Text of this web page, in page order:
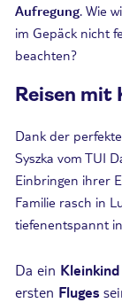
Aufregung. Wie
im Gepäck nicht
beachten?
Reisen mit
Dank der
Syszka vom TUI
Einbringen ihrer
Familie rasch in
tiefenentspannt
Da ein Kleinkind
ersten Fluges